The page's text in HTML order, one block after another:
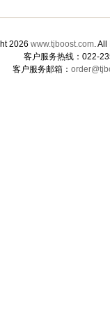
2026 www.tjboost.com.
客户服务热线：022-
客户服务邮箱：